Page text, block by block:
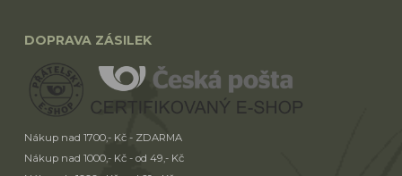
DOPRAVA ZÁSILEK
Nákup nad 1700,- Kč - ZDARMA
Nákup nad 1000,- Kč - od 49,- Kč